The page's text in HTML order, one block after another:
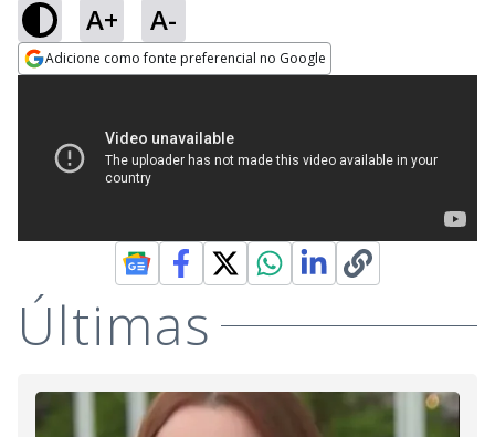
A+ A-
Adicione como fonte preferencial no Google
Últimas